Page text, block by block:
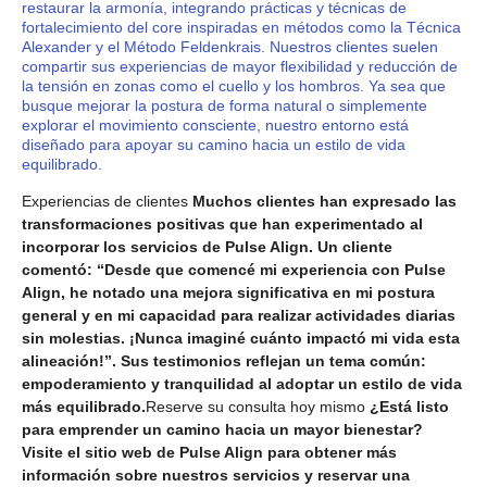
restaurar la armonía, integrando prácticas y técnicas de
fortalecimiento del core inspiradas en métodos como la Técnica
Alexander y el Método Feldenkrais. Nuestros clientes suelen
compartir sus experiencias de mayor flexibilidad y reducción de
la tensión en zonas como el cuello y los hombros. Ya sea que
busque mejorar la postura de forma natural o simplemente
explorar el movimiento consciente, nuestro entorno está
diseñado para apoyar su camino hacia un estilo de vida
equilibrado.
Experiencias de clientes Muchos clientes han expresado las
transformaciones positivas que han experimentado al
incorporar los servicios de Pulse Align. Un cliente
comentó: “Desde que comencé mi experiencia con Pulse
Align, he notado una mejora significativa en mi postura
general y en mi capacidad para realizar actividades diarias
sin molestias. ¡Nunca imaginé cuánto impactó mi vida esta
alineación!”. Sus testimonios reflejan un tema común:
empoderamiento y tranquilidad al adoptar un estilo de vida
más equilibrado.Reserve su consulta hoy mismo ¿Está listo
para emprender un camino hacia un mayor bienestar?
Visite el sitio web de Pulse Align para obtener más
información sobre nuestros servicios y reservar una